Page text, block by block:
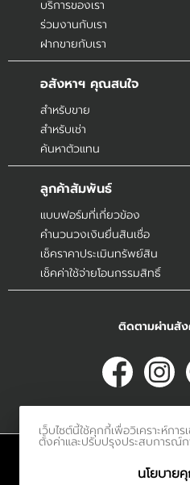
บริการของเรา
ร่วมงานกับเรา
ฝากขายกับเรา
อสังหาฯ คุณสนใจ
สำหรับขาย
สำหรับเช่า
ค้นหาตัวแทน
ลูกค้าสัมพันธ์
แบบฟอร์มที่เกี่ยวข้อง
คำนวนวงเงินยื่นสินเชื่อ
เช็คราคาประเมินทรัพย์สิน
เช็คค่าใช้จ่ายโอนกรรมสิทธิ์
ติดตามผ่านสั
Innerethai.com
เว็บไซต์นี้ใช้คุกกี้เพื่อวิเคราะห์กา
ตั้งค่าและปรับปรุงประสบการณ์
นโยบาย